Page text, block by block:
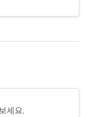
세요.